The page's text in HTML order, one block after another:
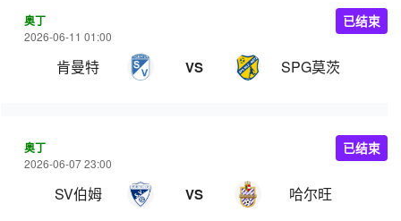
奥丁
2026-06-11 01:00
肯曼特 VS SPG莫茨
已结束
奥丁
2026-06-07 23:00
SV伯姆 VS 哈尔旺
已结束